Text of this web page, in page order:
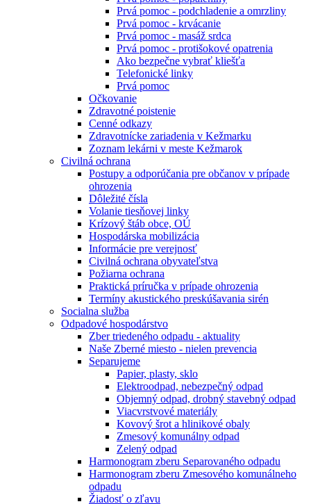
Prvá pomoc - podchladenie a omrzliny
Prvá pomoc - krvácanie
Prvá pomoc - masáž srdca
Prvá pomoc - protišokové opatrenia
Ako bezpečne vybrať kliešťa
Telefonické linky
Prvá pomoc
Očkovanie
Zdravotné poistenie
Cenné odkazy
Zdravotnícke zariadenia v Kežmarku
Zoznam lekárni v meste Kežmarok
Civilná ochrana
Postupy a odporúčania pre občanov v prípade
ohrozenia
Dôležité čísla
Volanie tiesňovej linky
Krízový štáb obce, OÚ
Hospodárska mobilizácia
Informácie pre verejnosť
Civilná ochrana obyvateľstva
Požiarna ochrana
Praktická príručka v prípade ohrozenia
Termíny akustického preskúšavania sirén
Socialna služba
Odpadové hospodárstvo
Zber triedeného odpadu - aktuality
Naše Zberné miesto - nielen prevencia
Separujeme
Papier, plasty, sklo
Elektroodpad, nebezpečný odpad
Objemný odpad, drobný stavebný odpad
Viacvrstvové materiály
Kovový šrot a hlinikové obaly
Zmesový komunálny odpad
Zelený odpad
Harmonogram zberu Separovaného odpadu
Harmonogram zberu Zmesového komunálneho
odpadu
Žiadosť o zľavu